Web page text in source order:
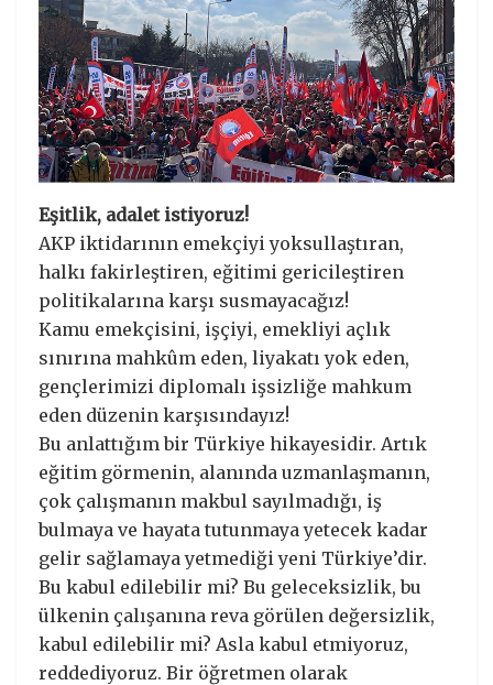
Eşitlik, adalet istiyoruz!
AKP iktidarının emekçiyi yoksullaştıran,
halkı fakirleştiren, eğitimi gericileştiren
politikalarına karşı susmayacağız!
Kamu emekçisini, işçiyi, emekliyi açlık
sınırına mahkûm eden, liyakatı yok eden,
gençlerimizi diplomalı işsizliğe mahkum
eden düzenin karşısındayız!
Bu anlattığım bir Türkiye hikayesidir. Artık
eğitim görmenin, alanında uzmanlaşmanın,
çok çalışmanın makbul sayılmadığı, iş
bulmaya ve hayata tutunmaya yetecek kadar
gelir sağlamaya yetmediği yeni Türkiye’dir.
Bu kabul edilebilir mi? Bu geleceksizlik, bu
ülkenin çalışanına reva görülen değersizlik,
kabul edilebilir mi? Asla kabul etmiyoruz,
reddediyoruz. Bir öğretmen olarak